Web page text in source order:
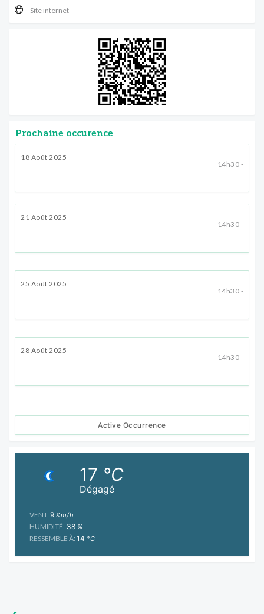
Site internet
Prochaine occurence
18 Août 2025
14h30 -
21 Août 2025
14h30 -
25 Août 2025
14h30 -
28 Août 2025
14h30 -
Active Occurrence
Dégagé
17 °C
VENT: 9 Km/h
HUMIDITÉ: 38 %
RESSEMBLE À: 14 °C